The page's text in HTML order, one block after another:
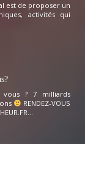
est de proposer un
activités qui
? 7 milliards
RENDEZ-VOUS